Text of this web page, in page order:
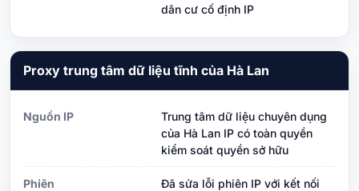
dân cư cố định IP
Proxy trung tâm dữ liệu tĩnh của Hà Lan
Nguồn IP
Trung tâm dữ liệu chuyên dụng
của Hà Lan IP có toàn quyền
kiểm soát quyền sở hữu
Phiên
Đã sửa lỗi phiên IP với kết nối